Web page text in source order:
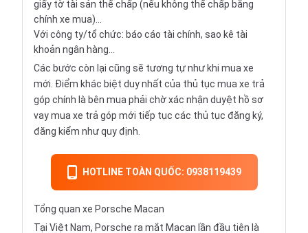
giấy tờ tài sản thế chấp (nếu không thế chấp bằng
chính xe mua)...
Với công ty/tổ chức: báo cáo tài chính, sao kê tài
khoản ngân hàng...
Các bước còn lại cũng sẽ tương tự như khi mua xe
mới. Điểm khác biệt duy nhất của thủ tục mua xe trả
góp chính là bên mua phải chờ xác nhận duyệt hồ sơ
vay mua xe trả góp mới tiếp tục các thủ tục đăng ký,
đăng kiểm như quy định.
HOTLINE TOÀN QUỐC: 0938119439
Tổng quan xe Porsche Macan
Tại Việt Nam, Porsche ra mắt Macan lần đầu tiên là